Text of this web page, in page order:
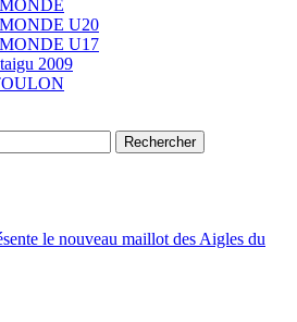
U20
U17
2009
le nouveau maillot des Aigles du